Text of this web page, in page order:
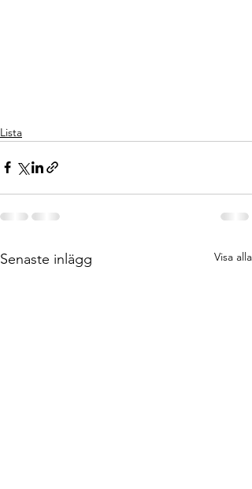
Lista
Senaste inlägg Visa alla